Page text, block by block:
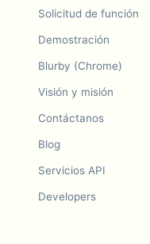
Solicitud de función
Demostración
Blurby (Chrome)
Visión y misión
Contáctanos
Blog
Servicios API
Developers